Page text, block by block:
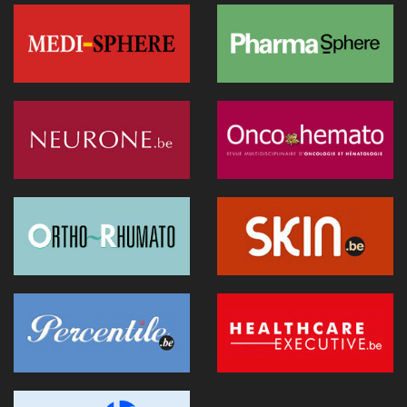
réel à la décision clinique
20 janvier 2026 - 08:05